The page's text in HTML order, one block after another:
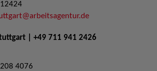
| +49 711 941 2426
4076